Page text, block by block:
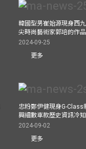
韓國型男崔始源現身西
尖時尚藝術家郭培的作
2024-09-25
更多
忠粉鄭伊健現身G-
興細數車款歷史資訊冷
2024-09-02
更多